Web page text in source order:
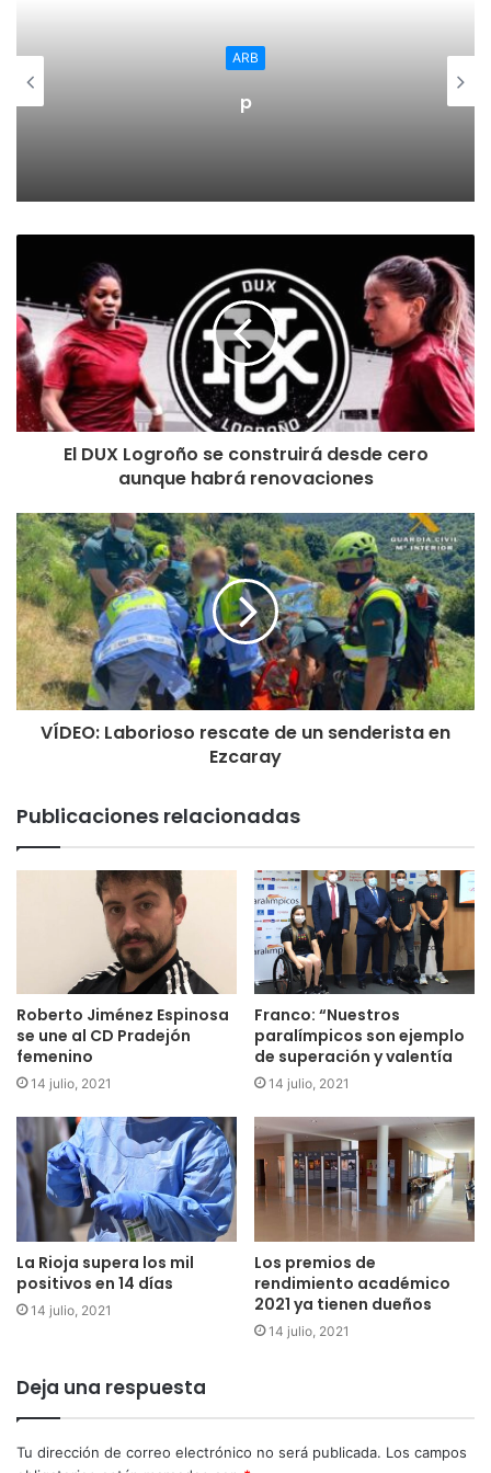
ARB
p
El DUX Logroño se construirá desde cero
aunque habrá renovaciones
VÍDEO: Laborioso rescate de un senderista en
Ezcaray
Publicaciones relacionadas
Roberto Jiménez Espinosa
se une al CD Pradejón
femenino
14 julio, 2021
Franco: “Nuestros
paralímpicos son ejemplo
de superación y valentía
14 julio, 2021
La Rioja supera los mil
positivos en 14 días
14 julio, 2021
Los premios de
rendimiento académico
2021 ya tienen dueños
14 julio, 2021
Deja una respuesta
Tu dirección de correo electrónico no será publicada. Los campos